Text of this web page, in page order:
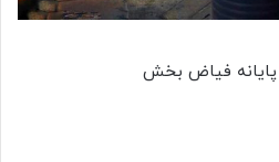
پایانه فیاض بخش